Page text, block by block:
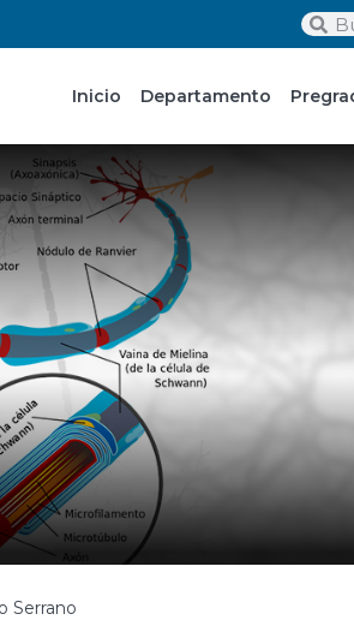
Inicio Departamento
Serrano